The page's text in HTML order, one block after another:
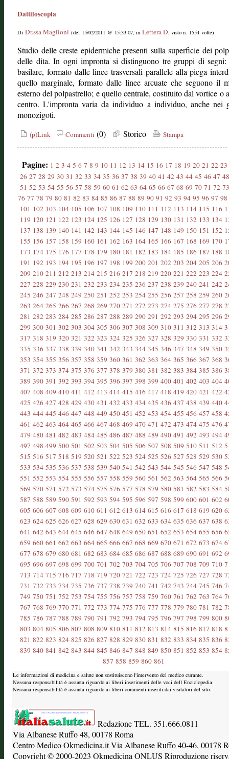
Dattiloscopia
Di Dr.ssa Maglioni (del 15/02/2011 @ 15:33:07, in Lettera D, visto n. 1554 volte)
Studio delle creste epidermiche presenti sulla superficie dei
delle dita. In ogni impronta si distinguono tre gruppi di
basilare, formato dalle linee trasversali parallele alla piega
quello marginale, formato dalle linee arcuate che seguono il
esterno del polpastrello; e quello centrale, costituito dal vortice o
centro. L'impronta varia da individuo a individuo, anche nei
monozigoti.
(p)Link Commenti (0) Storico Stampa
Pagine: 1 2 3 4 5 6 7 8 9 10 11 12 13 14 15 16 17 18 19 20 21 22 23
26 27 28 29 30 31 32 33 34 35 36 37 38 39 40 41 42 43 44 45 46 47 48
51 52 53 54 55 56 57 58 59 60 61 62 63 64 65 66 67 68 69 70 71 72 73
76 77 78 79 80 81 82 83 84 85 86 87 88 89 90 91 92 93 94 95 96 97 98
101 102 103 104 105 106 107 108 109 110 111 112 113 114 115 116
119 120 121 122 123 124 125 126 127 128 129 130 131 132 133 134
137 138 139 140 141 142 143 144 145 146 147 148 149 150 151 152
155 156 157 158 159 160 161 162 163 164 165 166 167 168 169 170
173 174 175 176 177 178 179 180 181 182 183 184 185 186 187 188
191 192 193 194 195 196 197 198 199 200 201 202 203 204 205 206
209 210 211 212 213 214 215 216 217 218 219 220 221 222 223 224
227 228 229 230 231 232 233 234 235 236 237 238 239 240 241 242
245 246 247 248 249 250 251 252 253 254 255 256 257 258 259 260
263 264 265 266 267 268 269 270 271 272 273 274 275 276 277 278
281 282 283 284 285 286 287 288 289 290 291 292 293 294 295 296
299 300 301 302 303 304 305 306 307 308 309 310 311 312 313 314
317 318 319 320 321 322 323 324 325 326 327 328 329 330 331 332
335 336 337 338 339 340 341 342 343 344 345 346 347 348 349 350
353 354 355 356 357 358 359 360 361 362 363 364 365 366 367 368
371 372 373 374 375 376 377 378 379 380 381 382 383 384 385 386
389 390 391 392 393 394 395 396 397 398 399 400 401 402 403 404
407 408 409 410 411 412 413 414 415 416 417 418 419 420 421 422
425 426 427 428 429 430 431 432 433 434 435 436 437 438 439 440
443 444 445 446 447 448 449 450 451 452 453 454 455 456 457 458
461 462 463 464 465 466 467 468 469 470 471 472 473 474 475 476
479 480 481 482 483 484 485 486 487 488 489 490 491 492 493 494
497 498 499 500 501 502 503 504 505 506 507 508 509 510 511 512
515 516 517 518 519 520 521 522 523 524 525 526 527 528 529 530
533 534 535 536 537 538 539 540 541 542 543 544 545 546 547 548
551 552 553 554 555 556 557 558 559 560 561 562 563 564 565 566
569 570 571 572 573 574 575 576 577 578 579 580 581 582 583 584
587 588 589 590 591 592 593 594 595 596 597 598 599 600 601 602
605 606 607 608 609 610 611 612 613 614 615 616 617 618 619 620
623 624 625 626 627 628 629 630 631 632 633 634 635 636 637 638
641 642 643 644 645 646 647 648 649 650 651 652 653 654 655 656
659 660 661 662 663 664 665 666 667 668 669 670 671 672 673 674
677 678 679 680 681 682 683 684 685 686 687 688 689 690 691 692
695 696 697 698 699 700 701 702 703 704 705 706 707 708 709 710
713 714 715 716 717 718 719 720 721 722 723 724 725 726 727 728
731 732 733 734 735 736 737 738 739 740 741 742 743 744 745 746
749 750 751 752 753 754 755 756 757 758 759 760 761 762 763 764
767 768 769 770 771 772 773 774 775 776 777 778 779 780 781 782
785 786 787 788 789 790 791 792 793 794 795 796 797 798 799 800
803 804 805 806 807 808 809 810 811 812 813 814 815 816 817 818
821 822 823 824 825 826 827 828 829 830 831 832 833 834 835 836
839 840 841 842 843 844 845 846 847 848 849 850 851 852 853 854
857 858 859 860 861
Le informazioni di medicina e salute non sostituiscono l'intervento del medico curante.
Nessuna responsabilità è assunta riguardo ai liberi inserimenti delle voci dell Enciclopedia.
Nessuna responsabilità è assunta riguardo ai liberi commenti inseriti dai visitatori del sito.
Redazione TEL. 351.666.0811
Via Albanese Ruffo 48, 00178 Roma
Centro Medico Okmedicina.it Via Albanese Ruffo 40-46, 00178
Copyright © 2000-2023 Okmedicina ONLUS Riproduzione